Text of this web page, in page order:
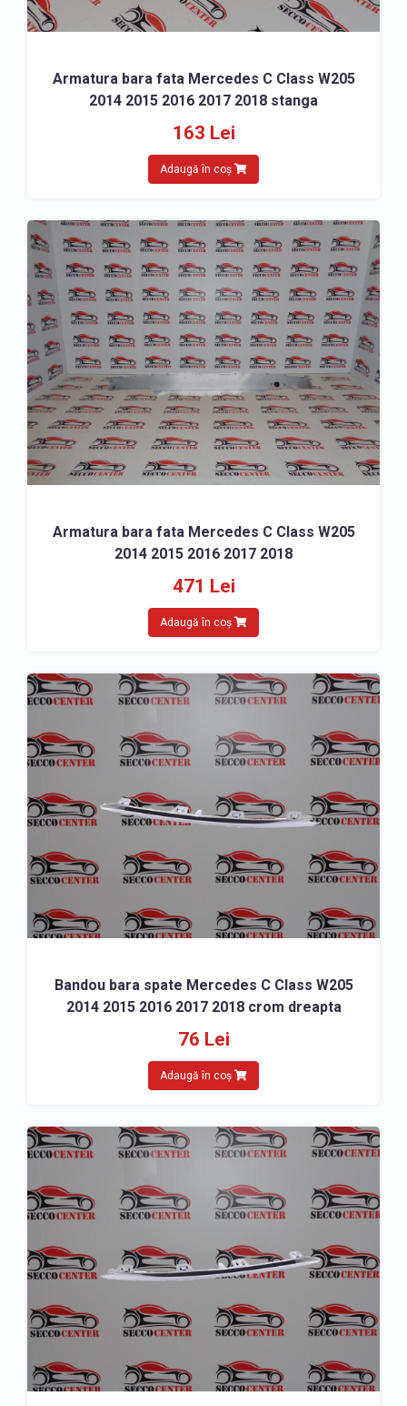
Armatura bara fata Mercedes C Class W205
2014 2015 2016 2017 2018 stanga
163 Lei
Adaugă în coș
Armatura bara fata Mercedes C Class W205
2014 2015 2016 2017 2018
471 Lei
Adaugă în coș
Bandou bara spate Mercedes C Class W205
2014 2015 2016 2017 2018 crom dreapta
76 Lei
Adaugă în coș